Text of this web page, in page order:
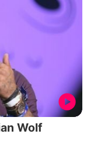
Wolf